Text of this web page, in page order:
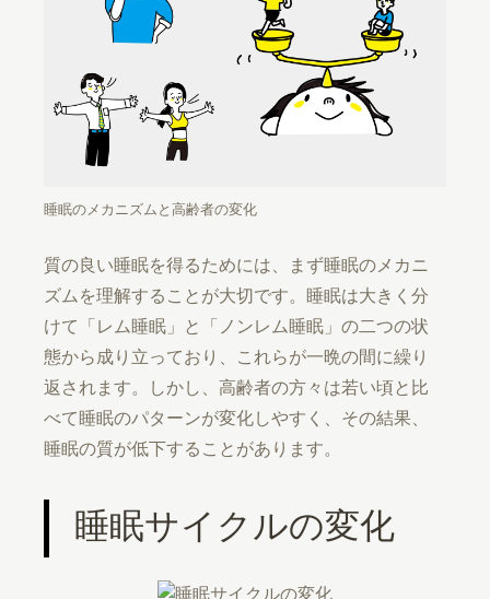
睡眠のメカニズムと高齢者の変化
質の良い睡眠を得るためには、まず睡眠のメカニ
ズムを理解することが大切です。睡眠は大きく分
けて「レム睡眠」と「ノンレム睡眠」の二つの状
態から成り立っており、これらが一晩の間に繰り
返されます。しかし、高齢者の方々は若い頃と比
べて睡眠のパターンが変化しやすく、その結果、
睡眠の質が低下することがあります。
睡眠サイクルの変化